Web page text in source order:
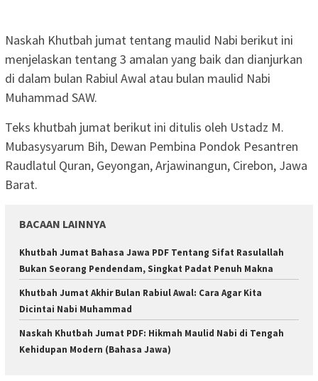
Naskah Khutbah jumat tentang maulid Nabi berikut ini
menjelaskan tentang 3 amalan yang baik dan dianjurkan
di dalam bulan Rabiul Awal atau bulan maulid Nabi
Muhammad SAW.
Teks khutbah jumat berikut ini ditulis oleh Ustadz M.
Mubasysyarum Bih, Dewan Pembina Pondok Pesantren
Raudlatul Quran, Geyongan, Arjawinangun, Cirebon, Jawa
Barat.
BACAAN LAINNYA
Khutbah Jumat Bahasa Jawa PDF Tentang Sifat Rasulallah
Bukan Seorang Pendendam, Singkat Padat Penuh Makna
Khutbah Jumat Akhir Bulan Rabiul Awal: Cara Agar Kita
Dicintai Nabi Muhammad
Naskah Khutbah Jumat PDF: Hikmah Maulid Nabi di Tengah
Kehidupan Modern (Bahasa Jawa)